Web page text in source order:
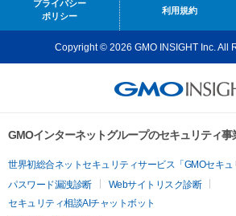
プライバシー
ポリシー
利用規約
Copyright © 2026 GMO INSIGHT Inc. All
GMOインターネットグループのセキュリティ事
世界初総合ネットセキュリティサービス「GMOセキュ
パスワード漏洩診断
Webサイトリスク診断
セキュリティ相談AIチャットボット